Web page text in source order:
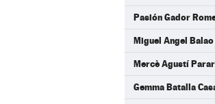
Pasión Gador
Miguel Angel
Mercè Agustí
Gemma Batalla